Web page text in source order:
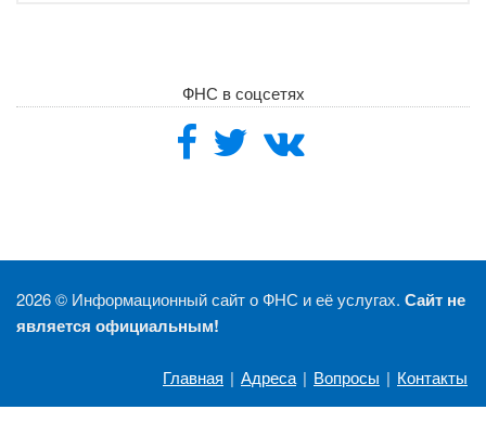
ФНС в соцсетях
2026 © Информационный сайт о ФНС и её услугах. Сайт не
является официальным!
Главная | Адреса | Вопросы | Контакты